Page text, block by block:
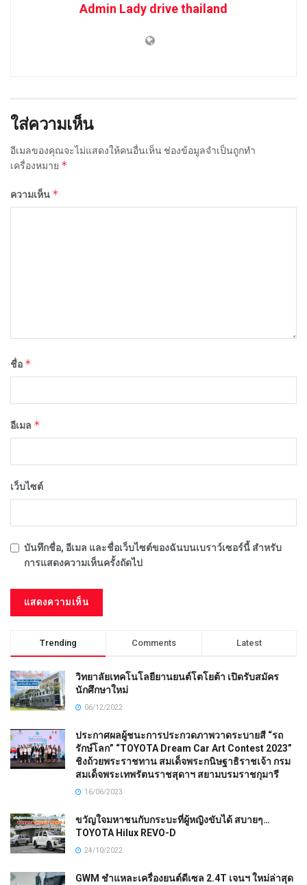
Admin Lady drive thailand
ใส่ความเห็น
อีเมลของคุณจะไม่แสดงให้คนอื่นเห็น ช่องข้อมูลจำเป็นถูกทำ
เครื่องหมาย *
ความเห็น *
ชื่อ *
อีเมล *
เว็บไซต์
บันทึกชื่อ, อีเมล และชื่อเว็บไซต์ของฉันบนเบราว์เซอร์นี้ สำหรับ
การแสดงความเห็นครั้งถัดไป
Trending Comments Latest
วิทยาลัยเทคโนโลยียานยนต์โตโยต้า เปิดรับสมัคร
นักศึกษาใหม่
06/12/2022
ประกาศผลผู้ชนะการประกวดภาพวาดระบายสี “รถ
รักษ์โลก” “TOYOTA Dream Car Art Contest 2023”
ชิงถ้วยพระราชทาน สมเด็จพระกนิษฐาธิราชเจ้า กรม
สมเด็จพระเทพรัตนราชสุดาฯ สยามบรมราชกุมารี
16/06/2023
ขวัญใจมหาชนกับกระบะที่ผู้หญิงขับได้ สบายๆ…
TOYOTA Hilux REVO-D
24/10/2022
GWM ชำแหละเครื่องยนต์ดีเซล 2.4T เจนฯ ใหม่ล่าสุด